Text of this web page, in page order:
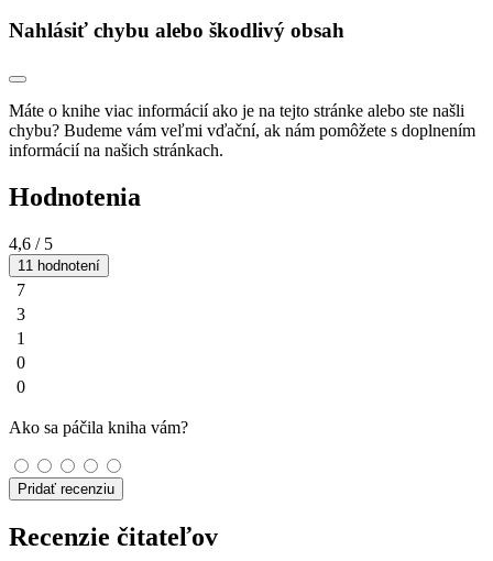
Nahlásiť chybu alebo škodlivý obsah
Máte o knihe viac informácií ako je na tejto stránke alebo ste našli
chybu? Budeme vám veľmi vďační, ak nám pomôžete s doplnením
informácií na našich stránkach.
Hodnotenia
4,6 / 5
11 hodnotení
7
3
1
0
0
Ako sa páčila kniha vám?
Pridať recenziu
Recenzie čitateľov